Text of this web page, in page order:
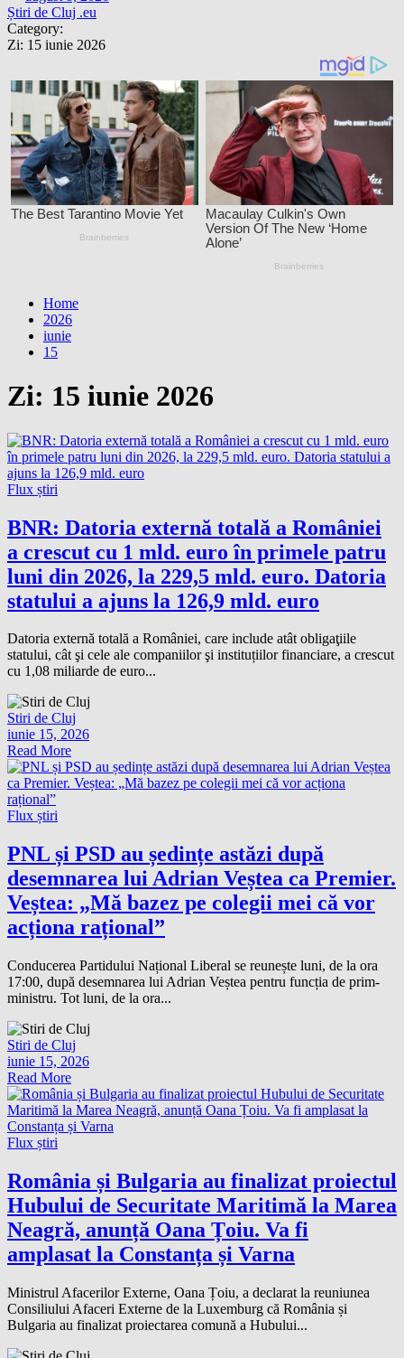
Știri de Cluj .eu
Category:
Zi: 15 iunie 2026
Home
2026
iunie
15
Zi: 15 iunie 2026
Flux știri
BNR: Datoria externă totală a României
a crescut cu 1 mld. euro în primele patru
luni din 2026, la 229,5 mld. euro. Datoria
statului a ajuns la 126,9 mld. euro
Datoria externă totală a României, care include atât obligaţiile
statului, cât şi cele ale companiilor şi instituțiilor financiare, a crescut
cu 1,08 miliarde de euro...
Stiri de Cluj
iunie 15, 2026
Read More
Flux știri
PNL și PSD au ședințe astăzi după
desemnarea lui Adrian Veștea ca Premier.
Veștea: „Mă bazez pe colegii mei că vor
acționa rațional”
Conducerea Partidului Național Liberal se reunește luni, de la ora
17:00, după desemnarea lui Adrian Veștea pentru funcția de prim-
ministru. Tot luni, de la ora...
Stiri de Cluj
iunie 15, 2026
Read More
Flux știri
România și Bulgaria au finalizat proiectul
Hubului de Securitate Maritimă la Marea
Neagră, anunță Oana Țoiu. Va fi
amplasat la Constanța și Varna
Ministrul Afacerilor Externe, Oana Țoiu, a declarat la reuniunea
Consiliului Afaceri Externe de la Luxemburg că România și
Bulgaria au finalizat proiectarea comună a Hubului...